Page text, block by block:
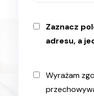
Zaznacz
adresu, a
Wyrażam